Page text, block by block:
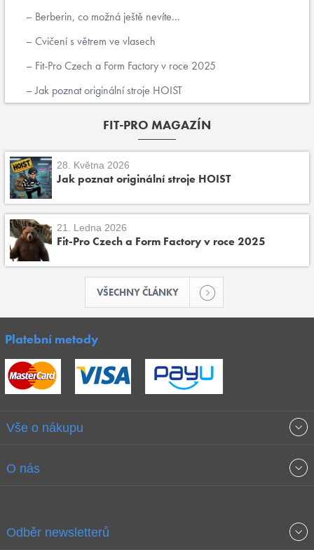
Berberin, co možná ještě nevíte...
Cvičení s větrem ve vlasech
Fit-Pro Czech a Form Factory v roce 2025
Jak poznat originální stroje HOIST
FIT-PRO MAGAZÍN
28. Května 2026
Jak poznat originální stroje HOIST
21. Ledna 2026
Fit-Pro Czech a Form Factory v roce 2025
VŠECHNY ČLÁNKY
Platební metody
Vše o nákupu
Obchodní podmínky
O nás
Odběr newsletterů